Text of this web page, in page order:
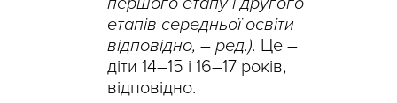
етапів середньої освіти
відповідно, – ред.). Це –
діти 14–15 і 16–17 років,
відповідно.